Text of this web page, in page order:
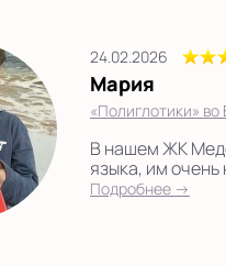
24.02.2026
Мария
«Полиглотики» во
В нашем ЖК
языка, им очень
Подробнее →